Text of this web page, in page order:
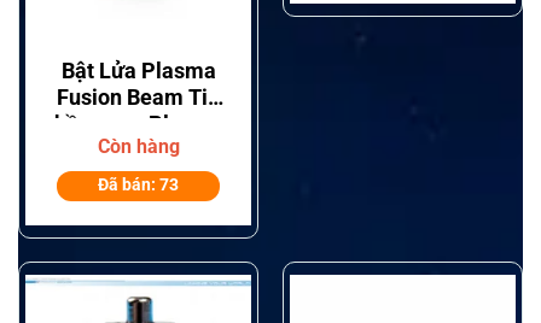
Bật Lửa Plasma
Fusion Beam Tia
hồ quang Plasma
kép
Còn hàng
Đã bán: 73
đàm hai chiều